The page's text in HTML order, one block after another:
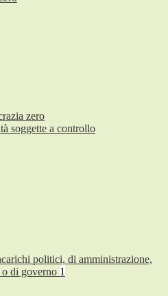
zero
soggette a controllo
politici, di amministrazione,
di governo 1